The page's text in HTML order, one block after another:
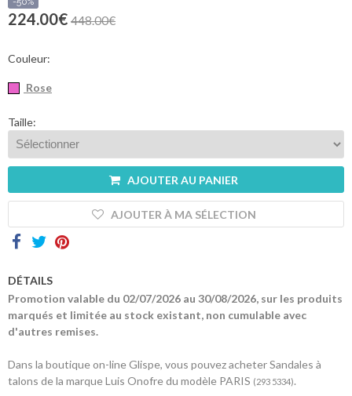
224.00€ 448.00€
Couleur:
Rose
Taille:
AJOUTER AU PANIER
AJOUTER À MA SÉLECTION
DÉTAILS
Promotion valable du 02/07/2026 au 30/08/2026, sur les produits
marqués et limitée au stock existant, non cumulable avec
d'autres remises.
Dans la boutique on-line Glispe, vous pouvez acheter Sandales à
talons de la marque Luis Onofre du modèle PARIS (293 5334).